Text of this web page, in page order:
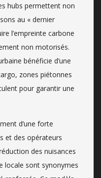
hubs permettent non
au « dernier
l’empreinte carbone
non motorisés.
bénéficie d’une
zones piétonnes
pour garantir une
d’une forte
et des opérateurs
des nuisances
locale sont synonymes